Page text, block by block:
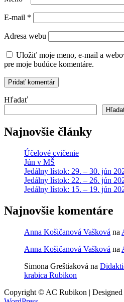
E-mail *
Adresa webu
Uložiť moje meno, e-mail a
pre moje budúce komentáre.
Hľadať
Najnovšie články
Účelové cvičenie
Jún v MŠ
Jedálny lístok: 29. – 30. jún
Jedálny lístok: 22. – 26. jún
Jedálny lístok: 15. – 19. jún
Najnovšie komentáre
Anna Košičanová Vašková na
Anna Košičanová Vašková na
Simona Greštiaková na
krabica Rubikon
Copyright © AC Rubikon | Designed